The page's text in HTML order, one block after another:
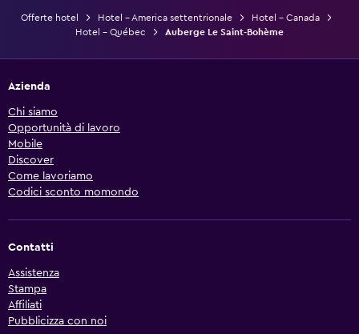
Offerte hotel Hotel - America settentrionale
Hotel - Canada
Hotel - Québec
Auberge Le Saint-Bohème
Azienda
Chi siamo
Opportunità di lavoro
Mobile
Discover
Come lavoriamo
Codici sconto momondo
Contatti
Assistenza
Stampa
Affiliati
Pubblicizza con noi